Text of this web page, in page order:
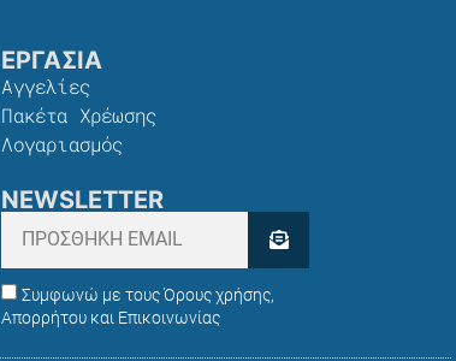
ΕΡΓΑΣΙΑ
Αγγελίες
Πακέτα Χρέωσης​
Λογαριασμός
NEWSLETTER
Συμφωνώ με τους Όρους χρήσης,
Απορρήτου και Επικοινωνίας